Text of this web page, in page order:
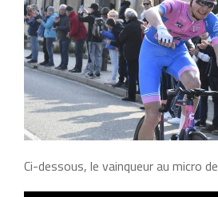
Ci-dessous, le vainqueur au micro